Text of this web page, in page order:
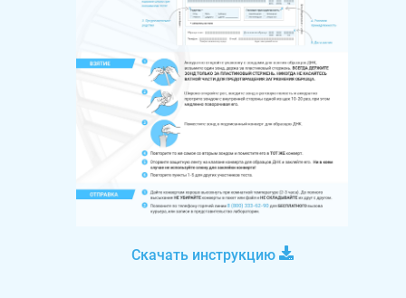
Скачать инструкцию